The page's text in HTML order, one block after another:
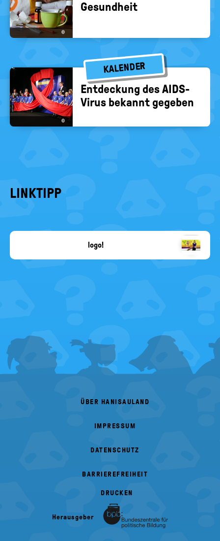
©
Ge­sund­heit
KALENDER
©
Ent­de­ckung des AIDS-​
Virus be­kannt ge­ge­ben
LINKTIPP
logo!
FOOTER
MENU
ÜBER HANISAULAND
IMPRESSUM
DATENSCHUTZ
BARRIEREFREIHEIT
DRUCKEN
Herausgeber